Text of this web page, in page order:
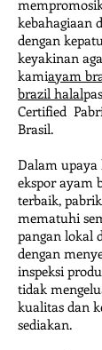
kebahagiaan
dengan
keyakinan
kamiayam
brazil halal
Certified
Brasil.
Dalam
ekspor ayam
terbaik,
mematuhi
pangan lokal
dengan
inspeksi
tidak
kualitas dan
sediakan.